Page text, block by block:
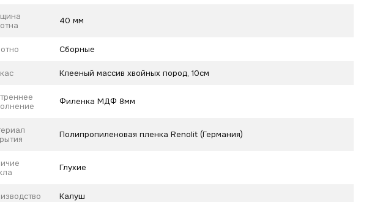
40 мм
Сборные
Клееный массив хвойных пород, 10см
Филенка МДФ 8мм
Полипропиленовая пленка Renolit (Германия)
Глухие
Калуш